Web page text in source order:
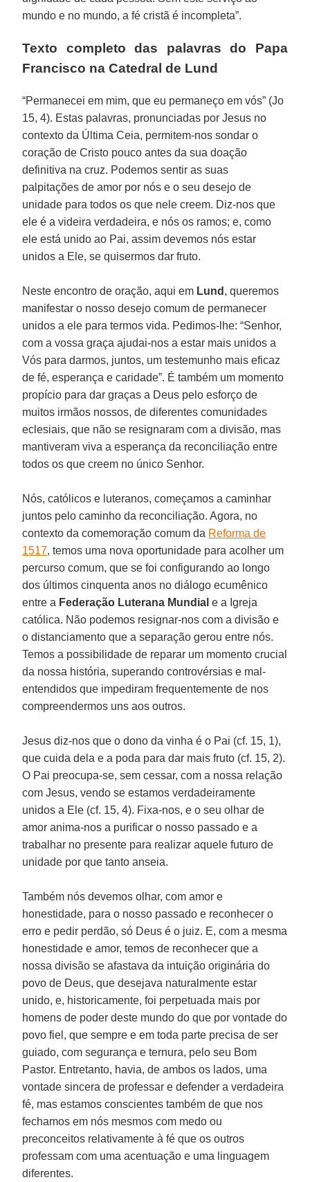
mundo e no mundo, a fé cristã é incompleta”.
Texto completo das palavras do Papa
Francisco na Catedral de Lund
“Permanecei em mim, que eu permaneço em vós” (Jo
15, 4). Estas palavras, pronunciadas por Jesus no
contexto da Última Ceia, permitem-nos sondar o
coração de Cristo pouco antes da sua doação
definitiva na cruz. Podemos sentir as suas
palpitações de amor por nós e o seu desejo de
unidade para todos os que nele creem. Diz-nos que
ele é a videira verdadeira, e nós os ramos; e, como
ele está unido ao Pai, assim devemos nós estar
unidos a Ele, se quisermos dar fruto.
Neste encontro de oração, aqui em Lund , queremos
manifestar o nosso desejo comum de permanecer
unidos a ele para termos vida. Pedimos-lhe: “Senhor,
com a vossa graça ajudai-nos a estar mais unidos a
Vós para darmos, juntos, um testemunho mais eficaz
de fé, esperança e caridade”. É também um momento
propício para dar graças a Deus pelo esforço de
muitos irmãos nossos, de diferentes comunidades
eclesiais, que não se resignaram com a divisão, mas
mantiveram viva a esperança da reconciliação entre
todos os que creem no único Senhor.
Nós, católicos e luteranos, começamos a caminhar
juntos pelo caminho da reconciliação. Agora, no
contexto da comemoração comum da Reforma de
1517, temos uma nova oportunidade para acolher um
percurso comum, que se foi configurando ao longo
dos últimos cinquenta anos no diálogo ecumênico
entre a Federação Luterana Mundial e a Igreja
católica. Não podemos resignar-nos com a divisão e
o distanciamento que a separação gerou entre nós.
Temos a possibilidade de reparar um momento crucial
da nossa história, superando controvérsias e mal-
entendidos que impediram frequentemente de nos
compreendermos uns aos outros.
Jesus diz-nos que o dono da vinha é o Pai (cf. 15, 1),
que cuida dela e a poda para dar mais fruto (cf. 15, 2).
O Pai preocupa-se, sem cessar, com a nossa relação
com Jesus, vendo se estamos verdadeiramente
unidos a Ele (cf. 15, 4). Fixa-nos, e o seu olhar de
amor anima-nos a purificar o nosso passado e a
trabalhar no presente para realizar aquele futuro de
unidade por que tanto anseia.
Também nós devemos olhar, com amor e
honestidade, para o nosso passado e reconhecer o
erro e pedir perdão, só Deus é o juiz. E, com a mesma
honestidade e amor, temos de reconhecer que a
nossa divisão se afastava da intuição originária do
povo de Deus, que desejava naturalmente estar
unido, e, historicamente, foi perpetuada mais por
homens de poder deste mundo do que por vontade do
povo fiel, que sempre e em toda parte precisa de ser
guiado, com segurança e ternura, pelo seu Bom
Pastor. Entretanto, havia, de ambos os lados, uma
vontade sincera de professar e defender a verdadeira
fé, mas estamos conscientes também de que nos
fechamos em nós mesmos com medo ou
preconceitos relativamente à fé que os outros
professam com uma acentuação e uma linguagem
diferentes.